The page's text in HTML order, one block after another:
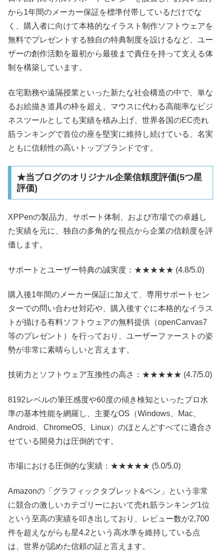
から1年間のメーカー保証を標準付帯しているだけでな
く、購入者に向けて本格的なイラスト制作ソフトウェアを
無料でプレゼントする独自の特典制度を設けるなど、ユー
ザーの創作活動を最初から最後まで責任を持って支える体
制を構築しています。
在宅勤務や遠隔授業といった新たな社会構造の中で、単な
るお絵描き道具の枠を超え、マウスに代わる高能率なビジ
ネスツールとしても実績を積み上げ、世界各国のEC売れ
筋ランキングで首位の座を堅実に維持し続けている、名実
ともに信頼性の高いトップブランドです。
★当ブログのオリジナル企業信頼度評価(5つ星
評価)
XPPenの製品力、サポート体制、および市場での卓越し
た実績を元に、独自の多角的な視点から企業の信頼度を評
価します。
サポートとユーザー特典の誠実度：★★★★★ (4.8/5.0)
購入後1年間のメーカー保証に加えて、専用サポートセン
ターでの問い合わせ対応や、購入後すぐに本格的なイラス
トが描ける有料ソフトウェアの無料提供（openCanvas7
等のプレゼント）を行っており、ユーザーファーストの姿
勢が非常に素晴らしいと言えます。
技術力とソフトウェア互換性の高さ：★★★★★ (4.7/5.0)
8192レベルの筆圧感度や60度の傾き検知といったプロ水
準の基本性能を網羅し、主要なOS（Windows、Mac、
Android、ChromeOS、Linux）のほとんどすべてに適合さ
せている開発力は圧倒的です。
市場における圧倒的な実績：★★★★★ (5.0/5.0)
Amazonの「グラフィックタブレット&ペン」という非常
に競合の激しいカテゴリーにおいて売れ筋ランキング1位
という至高の実績を叩き出しており、レビュー数が2,700
件を超えながらも星4.2という高水準を維持している点
は、世界が認めた信頼の証と言えます。